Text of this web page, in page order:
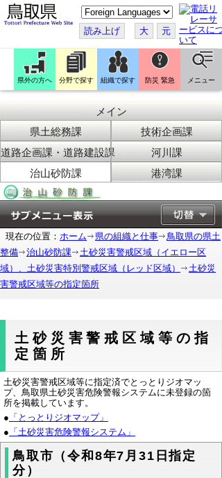
こ
の
ペ
ー
ジ
翻
訳
す
読み上げ 大 元
県外の方へ 分野で探す 組織で探す 防災 緊急 メニュー
メイン
県土総務課
技術企画課
道路企画課・道路建設課
河川課
治山砂防課
港湾課
現在の位置： ホーム 県の組織と仕事
鳥取県の県土
整備
治山砂防課
土砂災害警戒区域（イエロー区
域）、土砂災害特別警戒区域（レッド区域）
土砂災
害警戒区域等の指定箇所
土砂災害警戒区域等の指
定箇所
土砂災害警戒区域等に指定済でとっとりジオマッ
プ、鳥取県土砂災害危険警報システムに未登録の箇
所を掲載しています。
● 「とっとりジオマップ」
● 「土砂災害危険警報システム」
鳥取市（令和8年7月31日指定
分）